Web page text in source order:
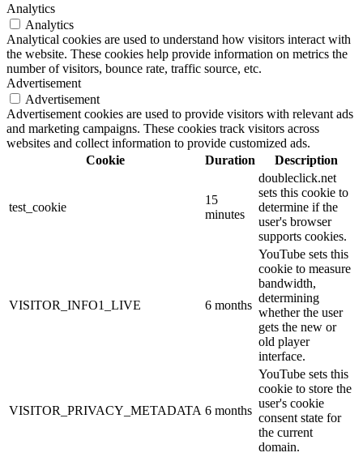
Analytics
Analytics
Analytical cookies are used to understand how visitors interact with
the website. These cookies help provide information on metrics the
number of visitors, bounce rate, traffic source, etc.
Advertisement
Advertisement
Advertisement cookies are used to provide visitors with relevant ads
and marketing campaigns. These cookies track visitors across
websites and collect information to provide customized ads.
Cookie
Duration Description
test_cookie
15
minutes
doubleclick.net
sets this cookie to
determine if the
user's browser
supports cookies.
VISITOR_INFO1_LIVE 6 months
YouTube sets this
cookie to measure
bandwidth,
determining
whether the user
gets the new or
old player
interface.
VISITOR_PRIVACY_METADATA 6 months
YouTube sets this
cookie to store the
user's cookie
consent state for
the current
domain.